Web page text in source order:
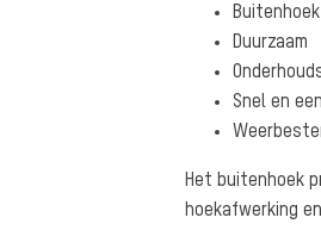
Duurzaam
Snel en
Het buitenhoek
hoekafwerking